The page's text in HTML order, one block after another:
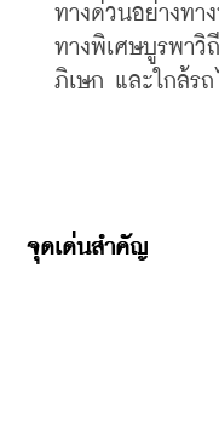
ทางด่วนอย่างทา
ทางพิเศษบูรพาวิถี
ภิเษก และใกล้ร
จุดเด่นสำคัญ